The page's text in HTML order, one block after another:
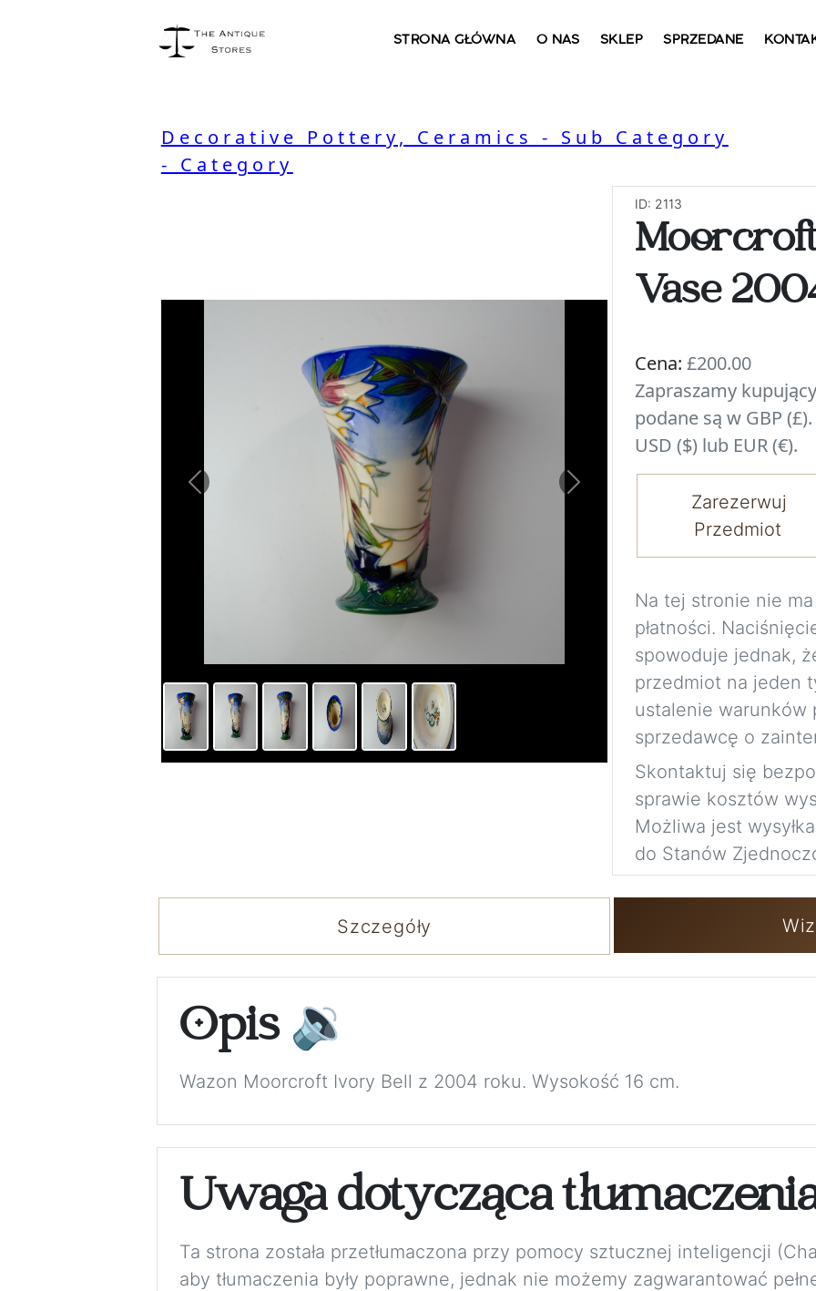
STRONA GŁÓWNA O NAS SKLEP SPRZEDANE
Decorative Pottery, Ceramics - Sub Category
- Category
Previous Next
ID: 2113
Vase
Cena: £200.00
Zapraszamy
podane są w GBP
USD ($) lub EUR (€).
Zarezerwuj
Przedmiot
Na tej stronie nie
płatności.
spowoduje jednak,
przedmiot na jeden
ustalenie warunków
sprzedawcę o
Skontaktuj się
sprawie kosztów
Możliwa jest
do Stanów
Szczegóły
Opis 🔉
Wazon Moorcroft Ivory Bell z 2004 roku. Wysokość 16 cm.
Uwaga dotycząca
Ta strona została przetłumaczona przy pomocy sztucznej inteligencji
aby tłumaczenia były poprawne, jednak nie możemy zagwarantować